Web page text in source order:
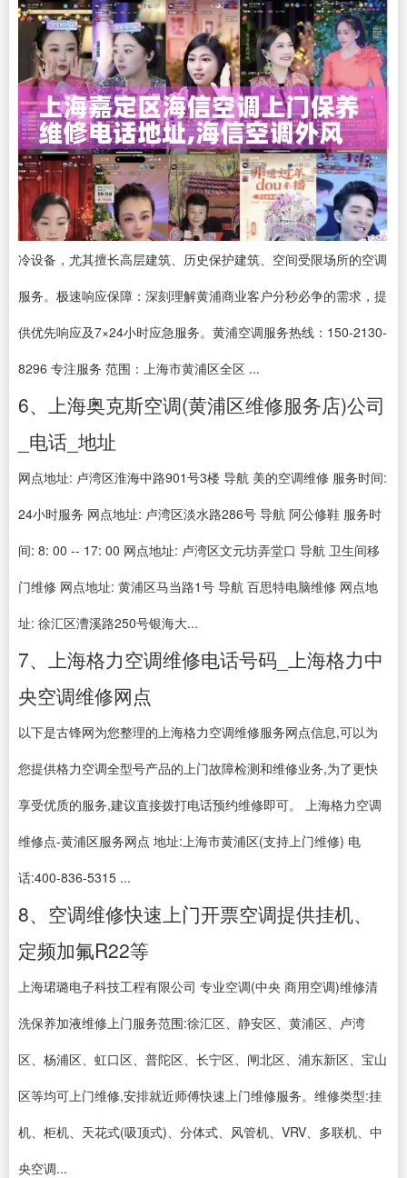
冷设备，尤其擅长高层建筑、历史保护建筑、空间受限场所的空调
服务。极速响应保障：深刻理解黄浦商业客户分秒必争的需求，提
供优先响应及7×24小时应急服务。黄浦空调服务热线：150-2130-
8296 专注服务 范围：上海市黄浦区全区 ...
6、上海奥克斯空调(黄浦区维修服务店)公司
_电话_地址
网点地址: 卢湾区淮海中路901号3楼 导航 美的空调维修 服务时间:
24小时服务 网点地址: 卢湾区淡水路286号 导航 阿公修鞋 服务时
间: 8: 00 -- 17: 00 网点地址: 卢湾区文元坊弄堂口 导航 卫生间移
门维修 网点地址: 黄浦区马当路1号 导航 百思特电脑维修 网点地
址: 徐汇区漕溪路250号银海大...
7、上海格力空调维修电话号码_上海格力中
央空调维修网点
以下是古锋网为您整理的上海格力空调维修服务网点信息,可以为
您提供格力空调全型号产品的上门故障检测和维修业务,为了更快
享受优质的服务,建议直接拨打电话预约维修即可。 上海格力空调
维修点-黄浦区服务网点 地址:上海市黄浦区(支持上门维修) 电
话:400-836-5315 ...
8、空调维修快速上门开票空调提供挂机、
定频加氟R22等
上海珺璐电子科技工程有限公司 专业空调(中央 商用空调)维修清
洗保养加液维修上门服务范围:徐汇区、静安区、黄浦区、卢湾
区、杨浦区、虹口区、普陀区、长宁区、闸北区、浦东新区、宝山
区等均可上门维修,安排就近师傅快速上门维修服务。维修类型:挂
机、柜机、天花式(吸顶式)、分体式、风管机、VRV、多联机、中
央空调...